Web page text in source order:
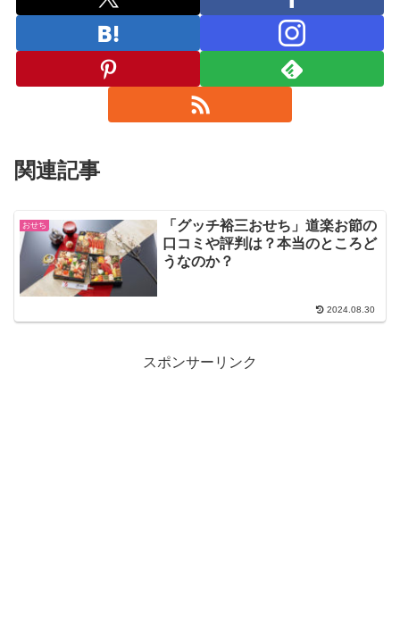
関連記事
おせち
「グッチ裕三おせち」道楽お節の
口コミや評判は？本当のところど
うなのか？
2024.08.30
スポンサーリンク